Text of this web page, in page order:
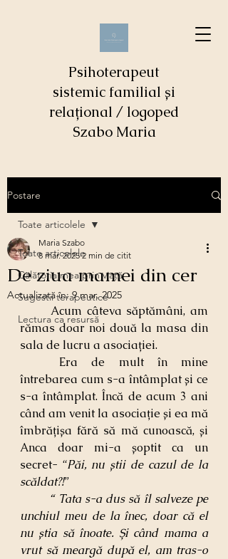
Psihoterapeut
sistemic familial și
relațional / logoped
Szabo Maria
Postare
Toate articolele
Călătoria mea prin viaţă
Sugestii terapeutice
Lectura ca resursă
Toate articolele
De ziua mamei din cer
Maria Szabo
8 mar. 2025 2 min de citit
Actualizată în:9 mar. 2025
rămas doar noi două la masa din
sala de lucru a asociației.
întrebarea cum s-a întâmplat și ce
s-a întâmplat. Încă de acum 3 ani
când am venit la asociație și ea mă
îmbrățișa fără să mă cunoască, și
Anca doar mi-a șoptit ca un
secret- “Păi, nu știi de cazul de la
scăldat?!”
“ Tata s-a dus să îl salveze pe
unchiul meu de la înec, doar că el
nu știa să înoate. Și când mama a
vrut să meargă după el, am tras-o